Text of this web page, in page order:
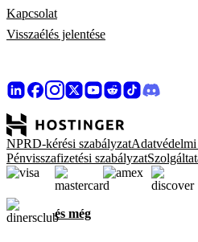
Kapcsolat
Visszaélés jelentése
NPRD-kérési szabályzat
Pénvisszafizetési szabályzat
és még